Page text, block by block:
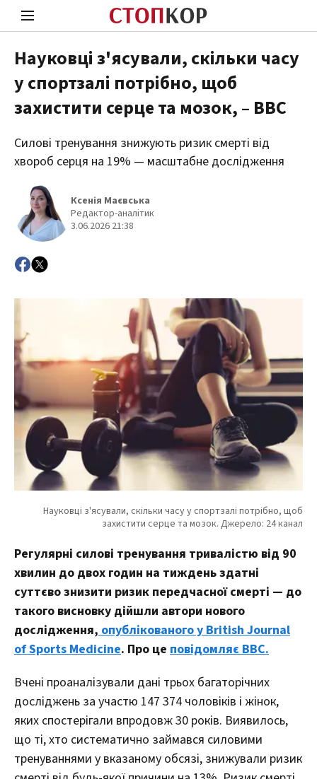
Стоп Політичній Корупції
Політика
Науковці з'ясували, скільки часу
у спортзалі потрібно, щоб
захистити серце та мозок, – ВВС
Силові тренування знижують ризик смерті від
хвороб серця на 19% — масштабне дослідження
Ксенія Маєвська
Редактор-аналітик
3.06.2026 21:38
Регулярні силові тренування тривалістю від 90
хвилин до двох годин на тиждень здатні
суттєво знизити ризик передчасної смерті — до
такого висновку дійшли автори нового
дослідження, опублікованого у British Journal
of Sports Medicine. Про це повідомляє ВВС.
Вчені проаналізували дані трьох багаторічних
досліджень за участю 147 374 чоловіків і жінок,
яких спостерігали впродовж 30 років. Виявилось,
що ті, хто систематично займався силовими
тренуваннями у вказаному обсязі, знижували ризик